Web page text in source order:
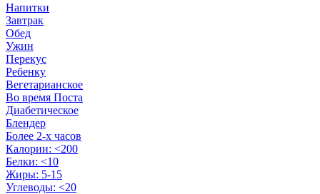
Напитки
Завтрак
Обед
Ужин
Перекус
Ребенку
Вегетарианское
Во время Поста
Диабетическое
Блендер
Более 2-х часов
Калории: <200
Белки: <10
Жиры: 5-15
Углеводы: <20